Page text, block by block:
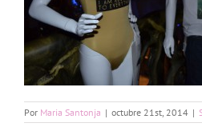
Por Maria Santonja | octubre 21st, 2014 |